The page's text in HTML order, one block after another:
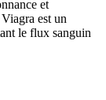
et
est un
le flux sanguin